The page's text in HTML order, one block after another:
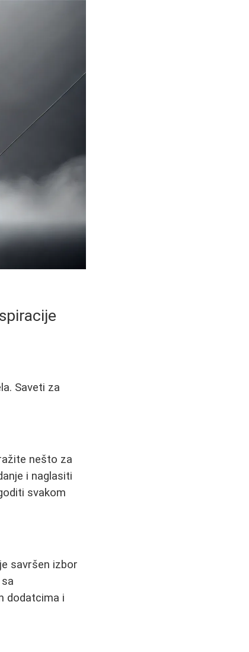
Saveti za
nešto za
i naglasiti
svakom
savršen izbor
dodatcima i